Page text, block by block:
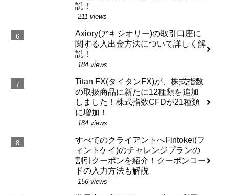
説！
211 views
Axiory(アキシオリー)の取引口座に
関する入出金方法について詳しく解
説！
184 views
Titan FX(タイタンFX)が、株式指数
の取扱商品に新たに12種類を追加
しました！株式指数CFDが21種類
に増加！
184 views
すべてのクライアントへFintokei(フ
ィントケイ)のチャレンジプランの
割引クーポンを紹介！クーポンコー
ドの入力方法も解説
156 views